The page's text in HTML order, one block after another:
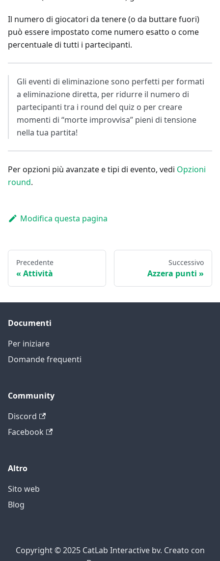
Il numero di giocatori da tenere (o da buttare fuori)
può essere impostato come numero esatto o come
percentuale di tutti i partecipanti.
Gli eventi di eliminazione sono perfetti per formati
a eliminazione diretta, per ridurre il numero di
partecipanti tra i round del quiz o per creare
momenti di “morte improvvisa” pieni di tensione
nella tua partita!
Per opzioni più avanzate e tipi di evento, vedi Opzioni
round.
Modifica questa pagina
Precedente
Attività
Successivo
Azzera punti
Documenti
Per iniziare
Domande frequenti
Community
Discord
Facebook
Altro
Sito web
Blog
Copyright © 2025 CatLab Interactive bv. Creato con